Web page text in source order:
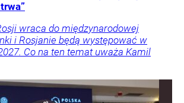
wraca do międzynarodowej
i Rosjanie będą występować w
Co na ten temat uważa Kamil